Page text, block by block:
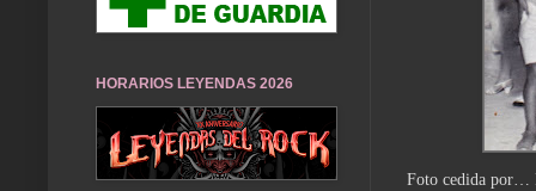
Foto cedida por…
HORARIOS LEYENDAS 2026